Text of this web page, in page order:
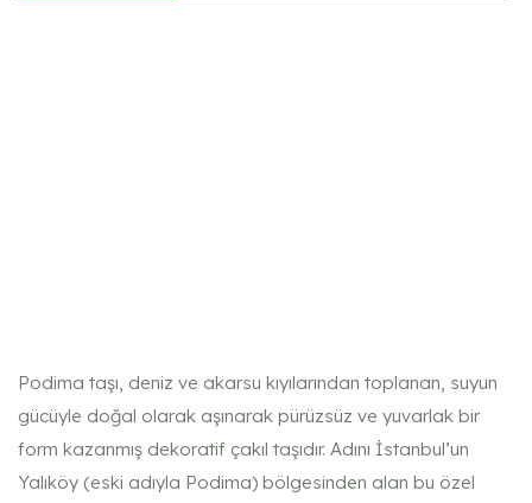
Podima taşı, deniz ve akarsu kıyılarından toplanan, suyun
gücüyle doğal olarak aşınarak pürüzsüz ve yuvarlak bir
form kazanmış dekoratif çakıl taşıdır. Adını İstanbul’un
Yalıköy (eski adıyla Podima) bölgesinden alan bu özel